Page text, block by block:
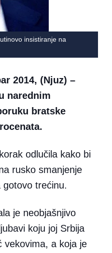
insistiranje na
2014, (Njuz) –
narednim
bratske
odlučila kako bi
rusko smanjenje
gotovo trećinu.
je neobjašnjivo
koju joj Srbija
vekovima, a koja je